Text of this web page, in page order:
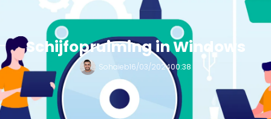
Schijfopruiming in Windows
Sohaieb16/03/202400:38